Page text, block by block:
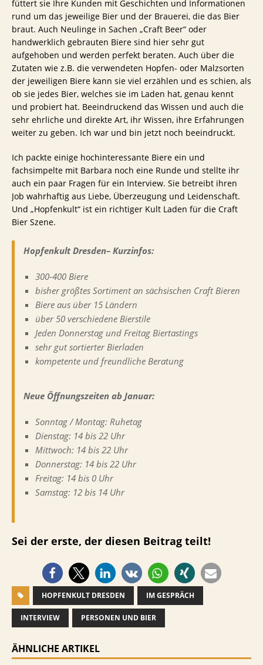
füttert sie Ihre Kunden mit Geschichten und Informationen
rund um das jeweilige Bier und der Brauerei, die das Bier
braut. Auch Neulinge in Sachen „Craft Beer“ oder
handwerklich gebrauten Biere sind hier sehr gut
aufgehoben und werden perfekt beraten. Auch über die
Zutaten wie z.B. die verwendeten Hopfen- oder Malzsorten
der jeweiligen Biere kann sie viel erzählen und es schien, als
ob sie jedes Bier, welches sie im Laden hat, genau kennt
und probiert hat. Beeindruckend das Wissen und auch die
sehr ehrliche und direkte Art, ihr Wissen, ihre Erfahrungen
weiter zu geben. Ich war und bin jetzt noch beeindruckt.
Ich packte einige hochinteressante Biere ein und
fachsimpelte mit Barbara noch eine Runde und stellte ihr
auch ein paar Fragen für ein Interview. Sie betreibt ihren
Job wahrhaftig aus Liebe, Überzeugung und Leidenschaft.
Und „Hopfenkult“ ist ein richtiger Kult Laden für die Craft
Bier Szene.
Hopfenkult Dresden– Kurzinfos:
300-400 Biere
bisher größtes Sortiment an sächsischen Craft Bieren
Biere aus über 15 Ländern
über 50 verschiedene Bierstile
Jeden Donnerstag und Freitag Biertastings
sehr gut sortierter Bierladen
kompetente und freundliche Beratung
Neue Öffnungszeiten ab Januar:
Sonntag / Montag: Ruhetag
Dienstag: 14 bis 22 Uhr
Mittwoch: 14 bis 22 Uhr
Donnerstag: 14 bis 22 Uhr
Freitag: 14 bis 0 Uhr
Samstag: 12 bis 14 Uhr
Sei der erste, der diesen Beitrag teilt!
HOPFENKULT DRESDEN IM GESPRÄCH
INTERVIEW PERSONEN UND BIER
ÄHNLICHE ARTIKEL